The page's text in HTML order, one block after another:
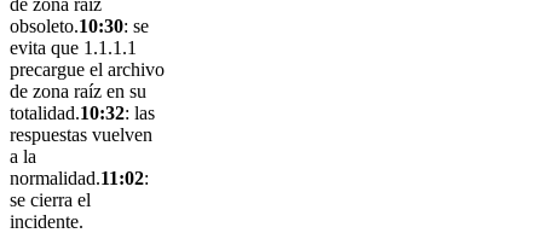
de zona raíz
obsoleto.10:30: se
evita que 1.1.1.1
precargue el archivo
de zona raíz en su
totalidad.10:32: las
respuestas vuelven
a la
normalidad.11:02:
se cierra el
incidente.